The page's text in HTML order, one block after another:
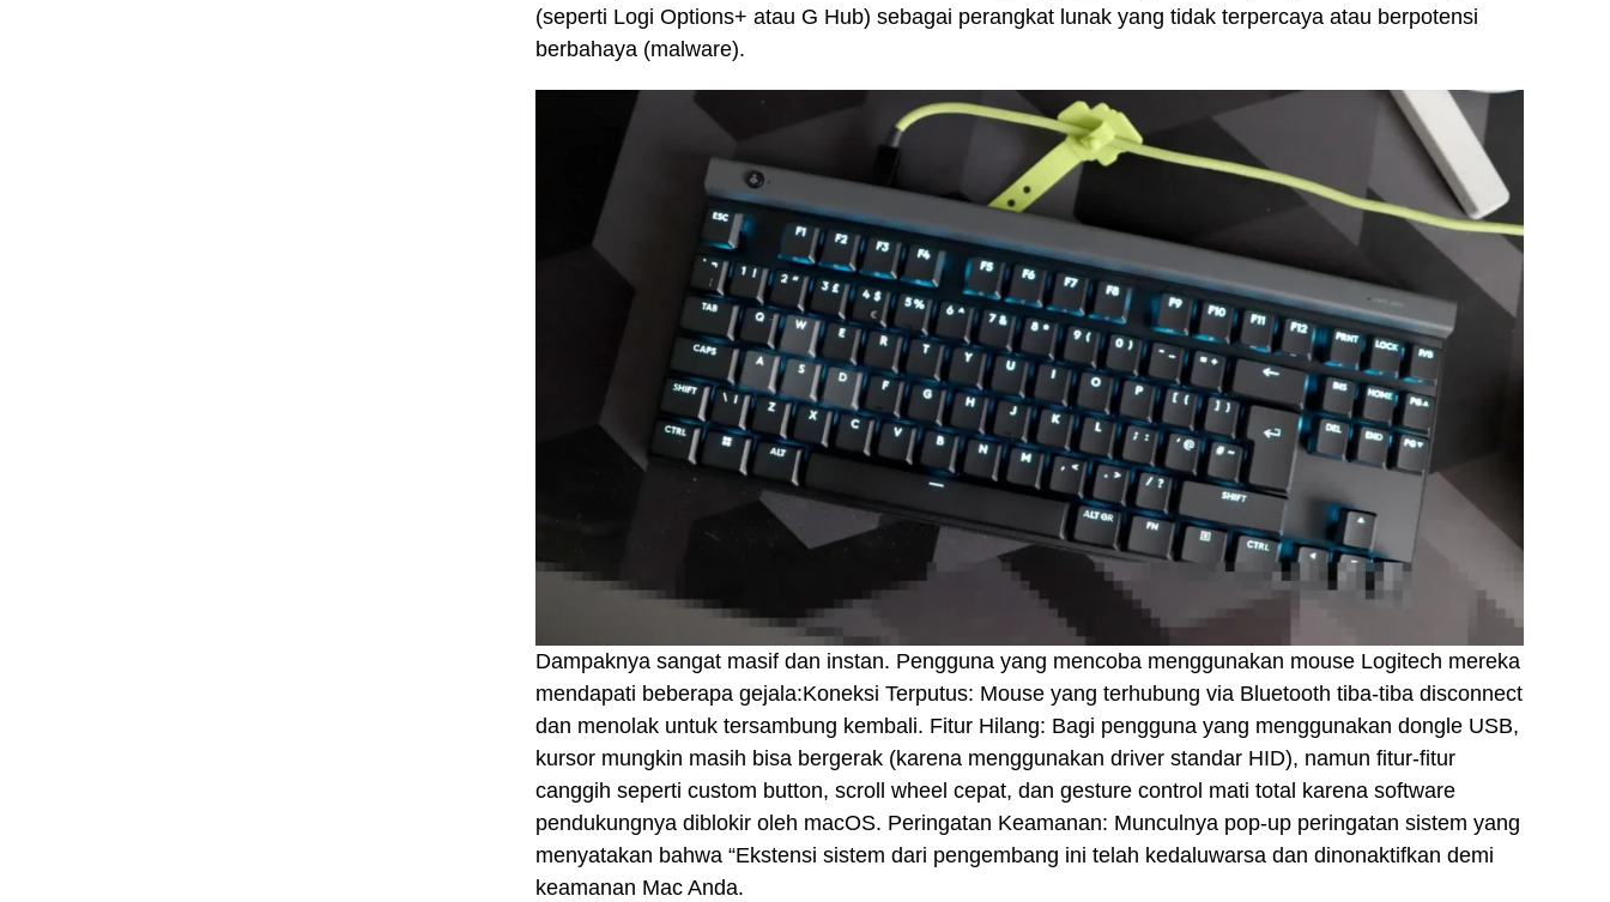
(seperti Logi Options+ atau G Hub) sebagai perangkat lunak yang tidak terpercaya atau berpotensi
berbahaya (malware).
Dampaknya sangat masif dan instan. Pengguna yang mencoba menggunakan mouse Logitech mereka
mendapati beberapa gejala:Koneksi Terputus: Mouse yang terhubung via Bluetooth tiba-tiba disconnect
dan menolak untuk tersambung kembali. Fitur Hilang: Bagi pengguna yang menggunakan dongle USB,
kursor mungkin masih bisa bergerak (karena menggunakan driver standar HID), namun fitur-fitur
canggih seperti custom button, scroll wheel cepat, dan gesture control mati total karena software
pendukungnya diblokir oleh macOS. Peringatan Keamanan: Munculnya pop-up peringatan sistem yang
menyatakan bahwa “Ekstensi sistem dari pengembang ini telah kedaluwarsa dan dinonaktifkan demi
keamanan Mac Anda.